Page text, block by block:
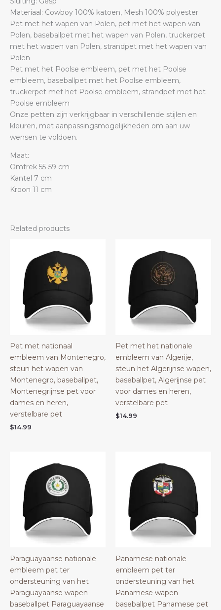
Materiaal: Cowboy 100% katoen, Mesh 100% polyester
Pet met het wapen van Polen, pet met het wapen van
Polen, baseballpet met het wapen van Polen, truckerpet
met het wapen van Polen, strandpet met het wapen van
Polen
Pet met het Poolse embleem, pet met het Poolse
embleem, baseballpet met het Poolse embleem,
truckerpet met het Poolse embleem, strandpet met het
Poolse embleem
Onze petten zijn verkrijgbaar in verschillende stijlen en
kleuren, met aanpassingsmogelijkheden om aan uw
wensen te voldoen.
Maat:
Omtrek 55-59 cm
Kantel 7 cm
Kroon 11 cm
Related products
Pet met nationaal
embleem van Montenegro,
steun het wapen van
Montenegro, baseballpet,
Montenegrijnse pet voor
dames en heren,
verstelbare pet
$14.99
Pet met het nationale
embleem van Algerije,
steun het Algerijnse wapen,
baseballpet, Algerijnse pet
voor dames en heren,
verstelbare pet
$14.99
Paraguayaanse nationale
embleem pet ter
ondersteuning van het
Paraguayaanse wapen
baseballpet Paraguayaanse
Panamese nationale
embleem pet ter
ondersteuning van het
Panamese wapen
baseballpet Panamese pet